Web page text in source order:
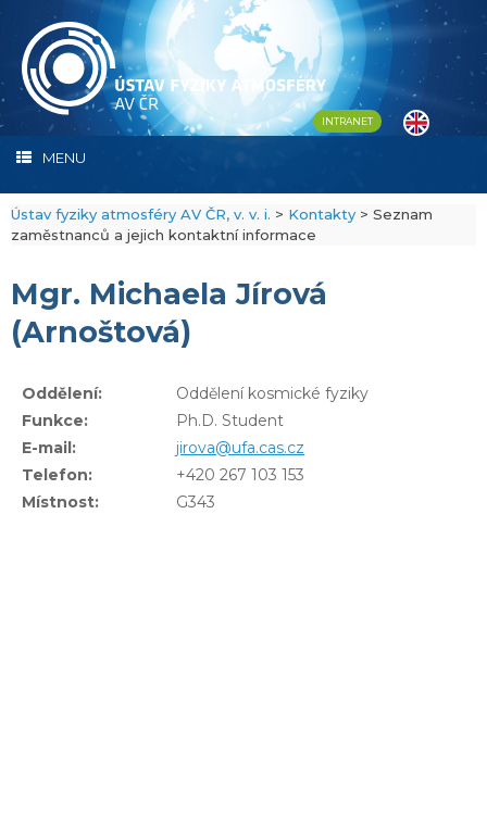
content
INTRANET
MENU
Ústav fyziky atmosféry AV ČR, v. v. i. > Kontakty > Seznam
zaměstnanců a jejich kontaktní informace
Mgr. Michaela Jírová
(Arnoštová)
Oddělení:
Oddělení kosmické fyziky
Funkce:
Ph.D. Student
E-mail:
jirova@ufa.cas.cz
Telefon:
+420 267 103 153
Místnost:
G343